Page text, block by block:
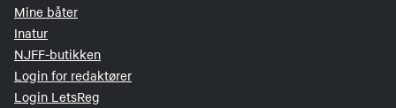
Mine båter
Inatur
NJFF-butikken
Login for redaktører
Login LetsReg